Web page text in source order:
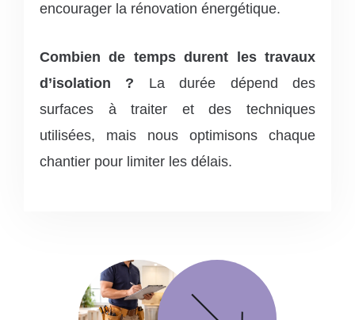
encourager la rénovation énergétique.
Combien de temps durent les travaux
d’isolation ? La durée dépend des
surfaces à traiter et des techniques
utilisées, mais nous optimisons chaque
chantier pour limiter les délais.